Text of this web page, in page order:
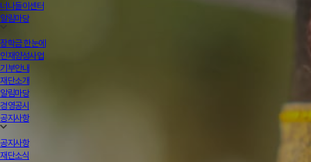
너나들이센터
알림마당
장학금 한눈에
인재양성사업
기부안내
재단소개
알림마당
경영공시
공지사항
공지사항
재단소식